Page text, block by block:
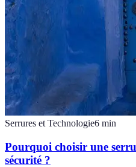
Serrures et Technologie6 min
Pourquoi choisir une
sécurité ?